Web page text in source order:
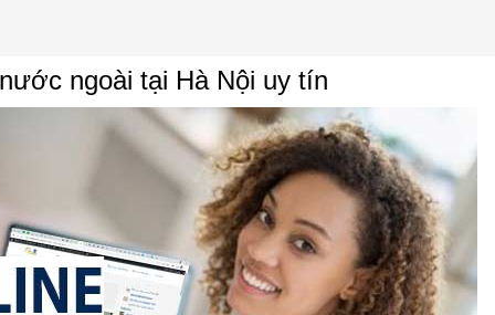
ngoài tại Hà Nội uy tín